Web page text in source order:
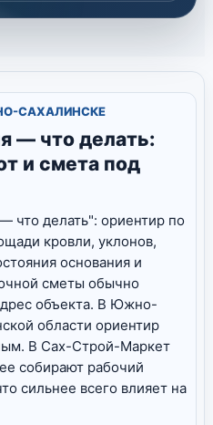
САХАЛИНСКЕ
— что делать:
и смета под
что делать": ориентир по
кровли, уклонов,
основания и
сметы обычно
объекта. В Южно-
области ориентир
В Сах-Строй-Маркет
собирают рабочий
сильнее всего влияет на